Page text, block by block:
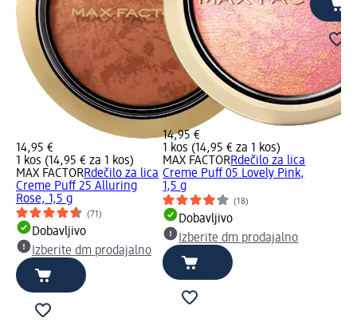
14,95 €
1 kos (14,95 € za 1 kos)
MAX FACTORRdečilo za lica
Creme Puff 25 Alluring
Rose, 1,5 g
(71)
Dobavljivo
Izberite dm prodajalno
14,95 €
1 kos (14,95 € za 1 kos)
MAX FACTORRdečilo za lica
Creme Puff 05 Lovely Pink,
1,5 g
(18)
Dobavljivo
Izberite dm prodajalno